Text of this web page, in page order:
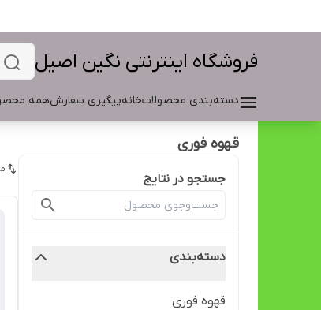
فروشگاه اینترنتی نگین اصیل
دسته‌بندی محصولاتخانهپیگیری سفارشهمه
قهوه فوری
جستجو در نتایج
دسته‌بندی
قهوه فوری